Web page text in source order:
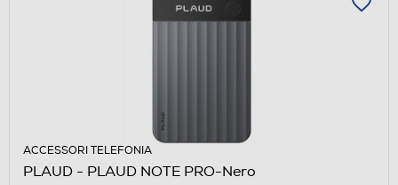
ACCESSORI TELEFONIA
PLAUD - PLAUD NOTE PRO-Nero